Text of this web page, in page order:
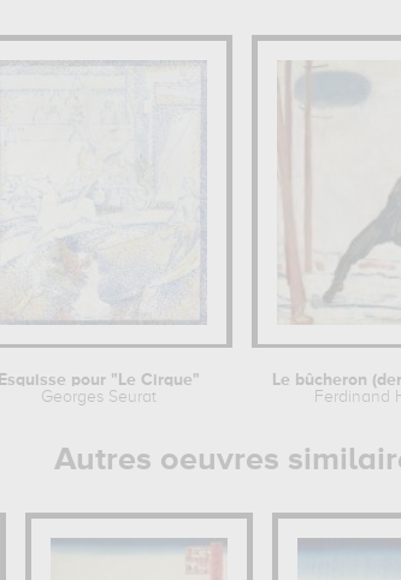
Esquisse pour "Le Cirque"
Georges Seurat
Le bûcheron
Ferdinand
Autres oeuvres